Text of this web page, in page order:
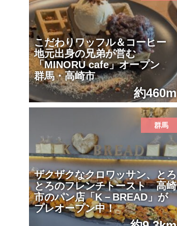
こだわりワッフル＆コーヒー
地元出身の兄弟が営む
「MINORU cafe」オープン
群馬・高崎市
約460m
群馬
ザクザクなクロワッサン、とろ
とろのフレンチトースト 高崎
市のパン店「K－BREAD」が
プレオープン中！